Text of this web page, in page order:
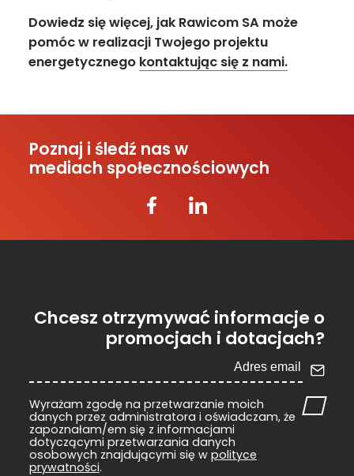
Dowiedz się więcej, jak Rawicom SA może
pomóc w realizacji Twojego projektu
energetycznego kontaktując się z nami.
Poznaj i śledź nas w
mediach społecznościowych
Chcesz otrzymywać informacje o
promocjach i dotacjach?
Wyrażam zgodę na przetwarzanie moich
danych przez administratora i oświadczam, że
zapoznałam/em się z informacjami
dotyczącymi przetwarzania danych
osobowych znajdującymi się w polityce
prywatności.